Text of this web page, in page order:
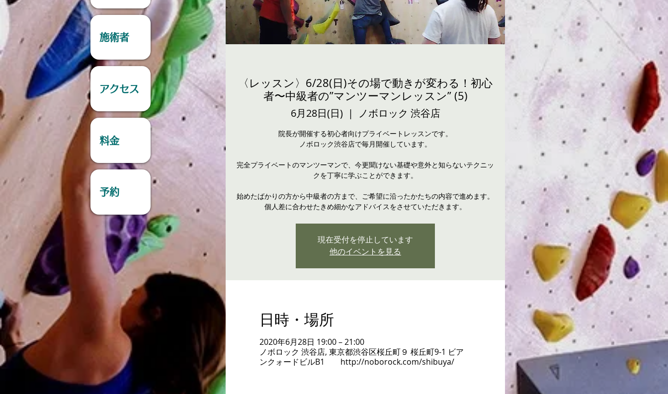
〈レッスン〉6/28(日)その場で動きが変わる！初心
者〜中級者の”マンツーマンレッスン” (5)
6月28日(日)
  |
ノボロック 渋谷店
院長が開催する初心者向けプライベートレッスンです。
ノボロック渋谷店で毎月開催しています。
完全プライベートのマンツーマンで、今更聞けない基礎や意外と知らないテクニッ
クを丁寧に学ぶことができます。
始めたばかりの方から中級者の方まで、ご希望に沿ったかたちの内容で進めます。
個人差に合わせたきめ細かなアドバイスをさせていただきます。
現在受付を停止しています
他のイベントを見る
日時・場所
2020年6月28日 19:00 – 21:00
ノボロック 渋谷店, 東京都渋谷区桜丘町９ 桜丘町9-1 ビア
ンクォードビルB1 http://noborock.com/shibuya/
施術者
アクセス
料金
予約